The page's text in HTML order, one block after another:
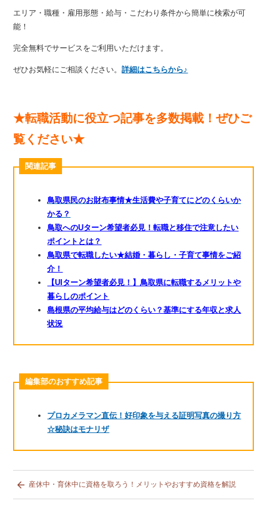
エリア・職種・雇用形態・給与・こだわり条件から簡単に検索が可
能！
完全無料でサービスをご利用いただけます。
ぜひお気軽にご相談ください。詳細はこちらから♪
★転職活動に役立つ記事を多数掲載！ぜひご
覧ください★
関連記事
鳥取県民のお財布事情★生活費や子育てにどのくらいか
かる？
鳥取へのUターン希望者必見！転職と移住で注意したい
ポイントとは？
鳥取県で転職したい★結婚・暮らし・子育て事情をご紹
介！
【UIターン希望者必見！】鳥取県に転職するメリットや
暮らしのポイント
島根県の平均給与はどのくらい？基準にする年収と求人
状況
編集部のおすすめ記事
プロカメラマン直伝！好印象を与える証明写真の撮り方
☆秘訣はモナリザ
 産休中・育休中に資格を取ろう！メリットやおすすめ資格を解説